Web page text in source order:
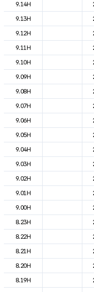
9.14H
9.13H
9.12H
9.11H
9.10H
9.09H
9.08H
9.07H
9.06H
9.05H
9.04H
9.03H
9.02H
9.01H
9.00H
8.23H
8.22H
8.21H
8.20H
8.19H